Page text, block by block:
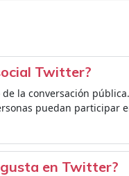
Twitter?
la conversación
puedan participar
en Twitter?